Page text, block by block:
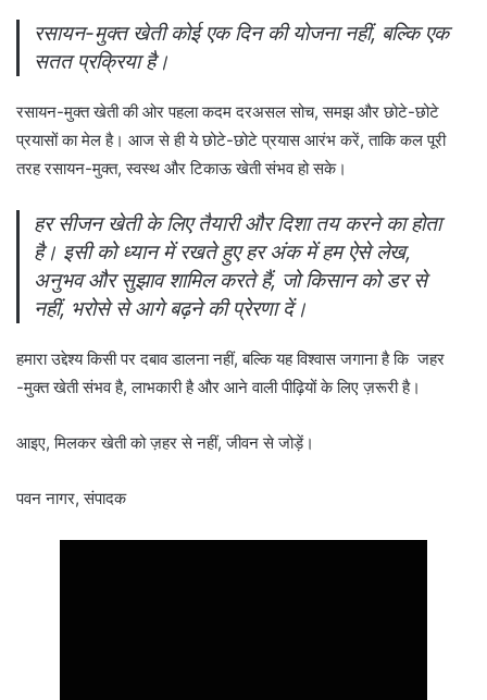
रसायन-मुक्त खेती कोई एक दिन की योजना नहीं, बल्कि एक
सतत प्रक्रिया है।
रसायन-मुक्त खेती की ओर पहला कदम दरअसल सोच, समझ और छोटे-छोटे
प्रयासों का मेल है। आज से ही ये छोटे-छोटे प्रयास आरंभ करें, ताकि कल पूरी
तरह रसायन-मुक्त, स्वस्थ और टिकाऊ खेती संभव हो सके।
हर सीजन खेती के लिए तैयारी और दिशा तय करने का होता
है। इसी को ध्यान में रखते हुए हर अंक में हम ऐसे लेख,
अनुभव और सुझाव शामिल करते हैं, जो किसान को डर से
नहीं, भरोसे से आगे बढ़ने की प्रेरणा दें।
हमारा उद्देश्य किसी पर दबाव डालना नहीं, बल्कि यह विश्वास जगाना है कि जहर
-मुक्त खेती संभव है, लाभकारी है और आने वाली पीढ़ियों के लिए ज़रूरी है।
आइए, मिलकर खेती को ज़हर से नहीं, जीवन से जोड़ें।
पवन नागर, संपादक